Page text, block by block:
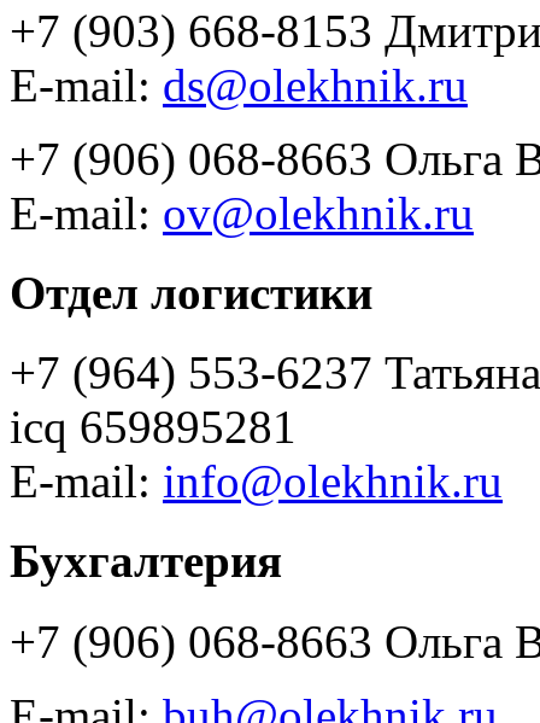
+7 (903) 668-8153
E-mail: ds@olekhnik.ru
+7 (906) 068-8663 Ольга
E-mail: ov@olekhnik.ru
Отдел логистики
+7 (964) 553-6237 Татьяна
icq 659895281
E-mail: info@olekhnik.ru
Бухгалтерия
+7 (906) 068-8663 Ольга